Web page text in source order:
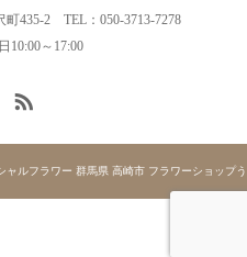
町435-2 TEL：050-3713-7278
10:00～17:00
ルフラワー 群馬県 高崎市 フラワーショップう